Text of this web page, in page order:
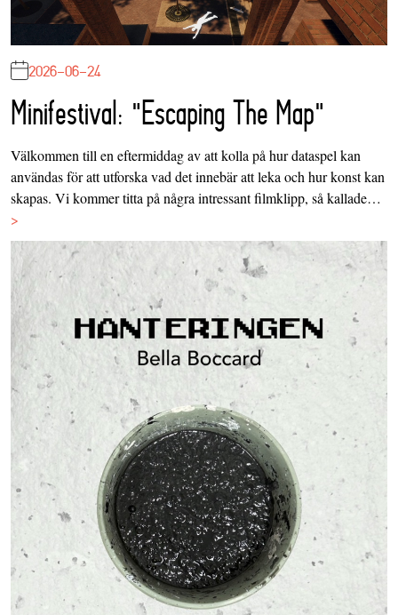
2026-06-24
Minifestival: "Escaping The Map"
Välkommen till en eftermiddag av att kolla på hur dataspel kan
användas för att utforska vad det innebär att leka och hur konst kan
skapas. Vi kommer titta på några intressant filmklipp, så kallade…
>